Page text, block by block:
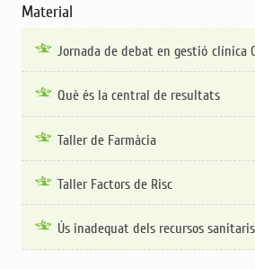
Material
Jornada de debat en gestió clínica
Què és la central de resultats
Taller de Farmàcia
Taller Factors de Risc
Ús inadequat dels recursos sanitaris